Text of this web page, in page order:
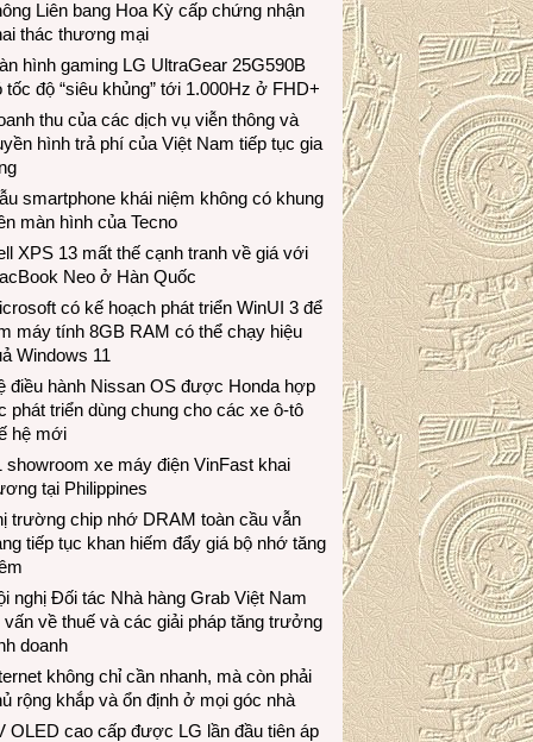
Liên bang Hoa Kỳ cấp chứng nhận
thác thương mại
hình gaming LG UltraGear 25G590B
tốc độ “siêu khủng” tới 1.000Hz ở FHD+
thu của các dịch vụ viễn thông và
hình trả phí của Việt Nam tiếp tục gia
smartphone khái niệm không có khung
màn hình của Tecno
XPS 13 mất thế cạnh tranh về giá với
Neo ở Hàn Quốc
có kế hoạch phát triển WinUI 3 để
máy tính 8GB RAM có thể chạy hiệu
Windows 11
điều hành Nissan OS được Honda hợp
phát triển dùng chung cho các xe ô-tô
hệ mới
showroom xe máy điện VinFast khai
tại Philippines
trường chip nhớ DRAM toàn cầu vẫn
tiếp tục khan hiếm đẩy giá bộ nhớ tăng
nghị Đối tác Nhà hàng Grab Việt Nam
về thuế và các giải pháp tăng trưởng
doanh
không chỉ cần nhanh, mà còn phải
rộng khắp và ổn định ở mọi góc nhà
OLED cao cấp được LG lần đầu tiên áp